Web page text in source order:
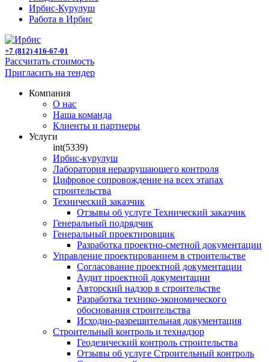
Ирбис-Курулуш
Работа в Ирбис
+7 (812) 416-67-01
Рассчитать стоимость
Пригласить на тендер
Компания
О нас
Наша команда
Клиенты и партнеры
Услуги
int(5339)
Ирбис-курулуш
Лаборатория неразрушающего контроля
Цифровое сопровождение на всех этапах
строительства
Технический заказчик
Отзывы об услуге Технический заказчик
Генеральный подрядчик
Генеральный проектировщик
Разработка проектно-сметной документации
Управление проектированием в строительстве
Согласование проектной документации
Аудит проектной документации
Авторский надзор в строительстве
Разработка технико-экономического
обоснования строительства
Исходно-разрешительная документация
Строительный контроль и технадзор
Геодезический контроль строительства
Отзывы об услуге Строительный контроль